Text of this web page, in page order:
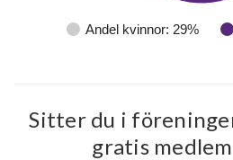
Andel kvinnor: 29%
Sitter du i
gratis medlem